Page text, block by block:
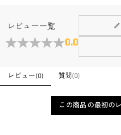
レビュー一覧
0.0
レビュー(0) 質問(0)
この商品の最初の